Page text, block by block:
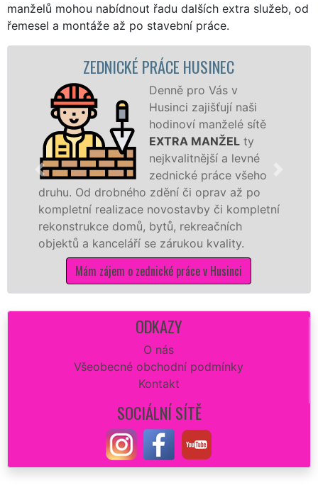
manželů mohou nabídnout řadu dalších extra služeb, od
řemesel a montáže až po stavební práce.
ZEDNICKÉ PRÁCE HUSINEC
Denně pro Vás v
Husinci zajišťují naši
hodinoví manželé sítě
EXTRA MANŽELty
nejkvalitnější a levné
zednické práce všeho
Od drobného zdění či oprav až po
realizace novostavby či kompletní
domů, bytů, rekreačních
a kanceláří se zárukou kvality.
Mám zájem o zednické práce v Husinci
ODKAZY
O nás
Všeobecné obchodní podmínky
Kontakt
SOCIÁLNÍ SÍTĚ